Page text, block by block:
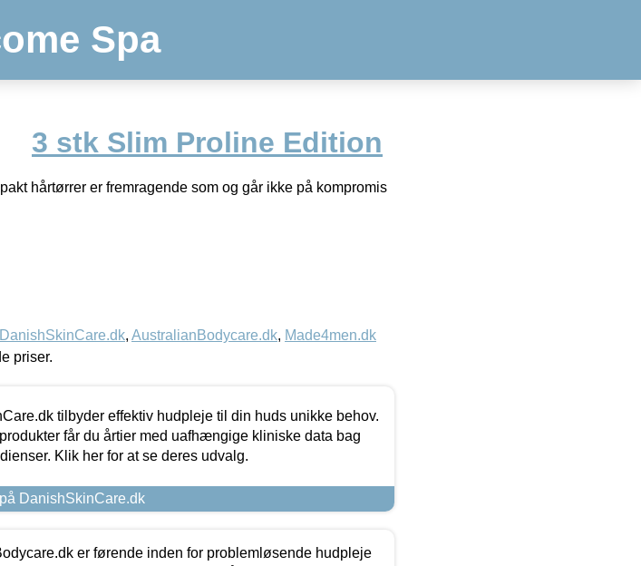
Spa
3 stk Slim Proline Edition
hårtørrer er fremragende som og går ikke på kompromis
DanishSkinCare.dk, AustralianBodycare.dk, Made4men.dk
priser.
tilbyder effektiv hudpleje til din huds unikke behov.
får du årtier med uafhængige kliniske data bag
Klik her for at se deres udvalg.
DanishSkinCare.dk
er førende inden for problemløsende hudpleje